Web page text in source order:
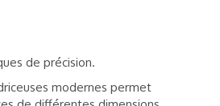
de précision.
modernes permet